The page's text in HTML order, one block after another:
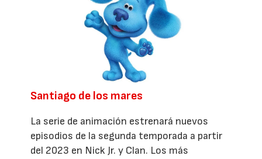
Santiago de los mares
La serie de animación estrenará nuevos
episodios de la segunda temporada a partir
del 2023 en Nick Jr. y Clan. Los más